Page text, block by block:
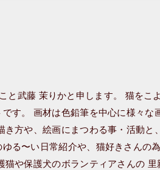
と武藤 茉りかと申します。 猫をこ
す。 画材は色鉛筆を中心に様々な
き方や、絵画にまつわる事・活動と
る〜い日常紹介や、猫好きさんの
猫や保護犬のボランティアさんの